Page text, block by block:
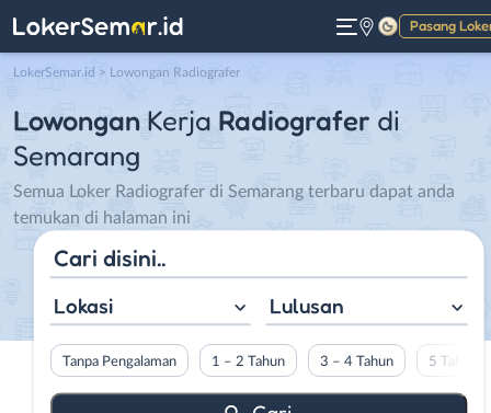
Pasang
Gelap
LokerSemar.id > Lowongan Radiografer
Lowongan Kerja Radiografer di
Semarang
Semua Loker Radiografer di Semarang terbaru dapat anda
temukan di halaman ini
Lokasi Lulusan
Tanpa Pengalaman 1 – 2 Tahun 3 – 4 Tahun 5 Tahun